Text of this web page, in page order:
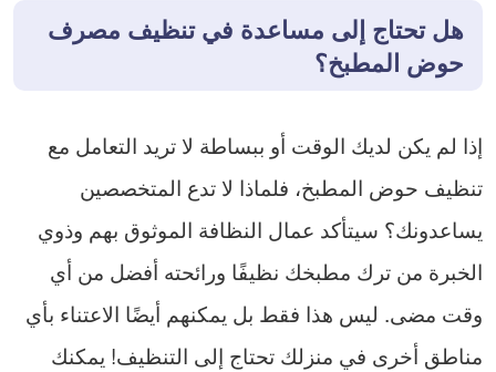
هل تحتاج إلى مساعدة في تنظيف مصرف
حوض المطبخ؟
إذا لم يكن لديك الوقت أو ببساطة لا تريد التعامل مع
تنظيف حوض المطبخ، فلماذا لا تدع المتخصصين
يساعدونك؟ سيتأكد عمال النظافة الموثوق بهم وذوي
الخبرة من ترك مطبخك نظيفًا ورائحته أفضل من أي
وقت مضى. ليس هذا فقط بل يمكنهم أيضًا الاعتناء بأي
مناطق أخرى في منزلك تحتاج إلى التنظيف! يمكنك